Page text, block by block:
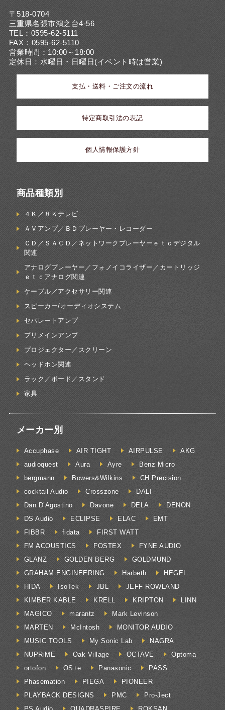
〒518-0704
三重県名張市鴻之台4-56
TEL：0595-62-5111
FAX：0595-62-5110
営業時間：10:00～18:00
定休日：水曜日・日曜日(イベント時は営業)
支払・送料・ご注文の流れ
特定商取引法の表記
個人情報保護方針
商品種類別
４Ｋ／８Ｋテレビ
ＡＶアンプ／ＢＤプレーヤー・レコーダー
ＣＤ／ＳＡＣＤ／ネットワークプレーヤーｅｔｃデジタル
関連
アナログプレーヤー／フォノイコライザー／カートリッジ
ｅｔｃアナログ関連
ケーブル／アクセサリー関連
スピーカー/オーディオシステム
セパレートアンプ
プリメインアンプ
プロジェクター／スクリーン
ヘッドホン関連
ラック／ボード／スタンド
家具
メーカー別
Accuphase AIR TIGHT AIRPULSE
AKG
audioquest
Aura Ayre
Benz Micro
bergmann
Bowers&Wilkins
CH Precision
cocktail Audio
Crosszone
DALI
Dan D’Agostino
Davone DELA
DENON
DS Audio
ECLIPSE ELAC
EMT
FIBBR
fidata
FIRST WATT
FM ACOUSTICS
FOSTEX
FYNE AUDIO
GLANZ
GOLDEN BERG
GOLDMUND
GRAHAM ENGINEERING
Harbeth
HEGEL
HIDA
IsoTek JBL
JEFF ROWLAND
KIMBER KABLE
KRELL KRIPTON
LINN
MAGICO
marantz
Mark Levinson
MARTEN
McIntosh
MONITOR AUDIO
MUSIC TOOLS
My Sonic Lab
NAGRA
NUPRiME
Oak Village OCTAVE
Optoma
ortofon
OS+e Panasonic
PASS
Phasemation
PIEGA
PIONEER
PLAYBACK DESIGNS
PMC
Pro-Ject